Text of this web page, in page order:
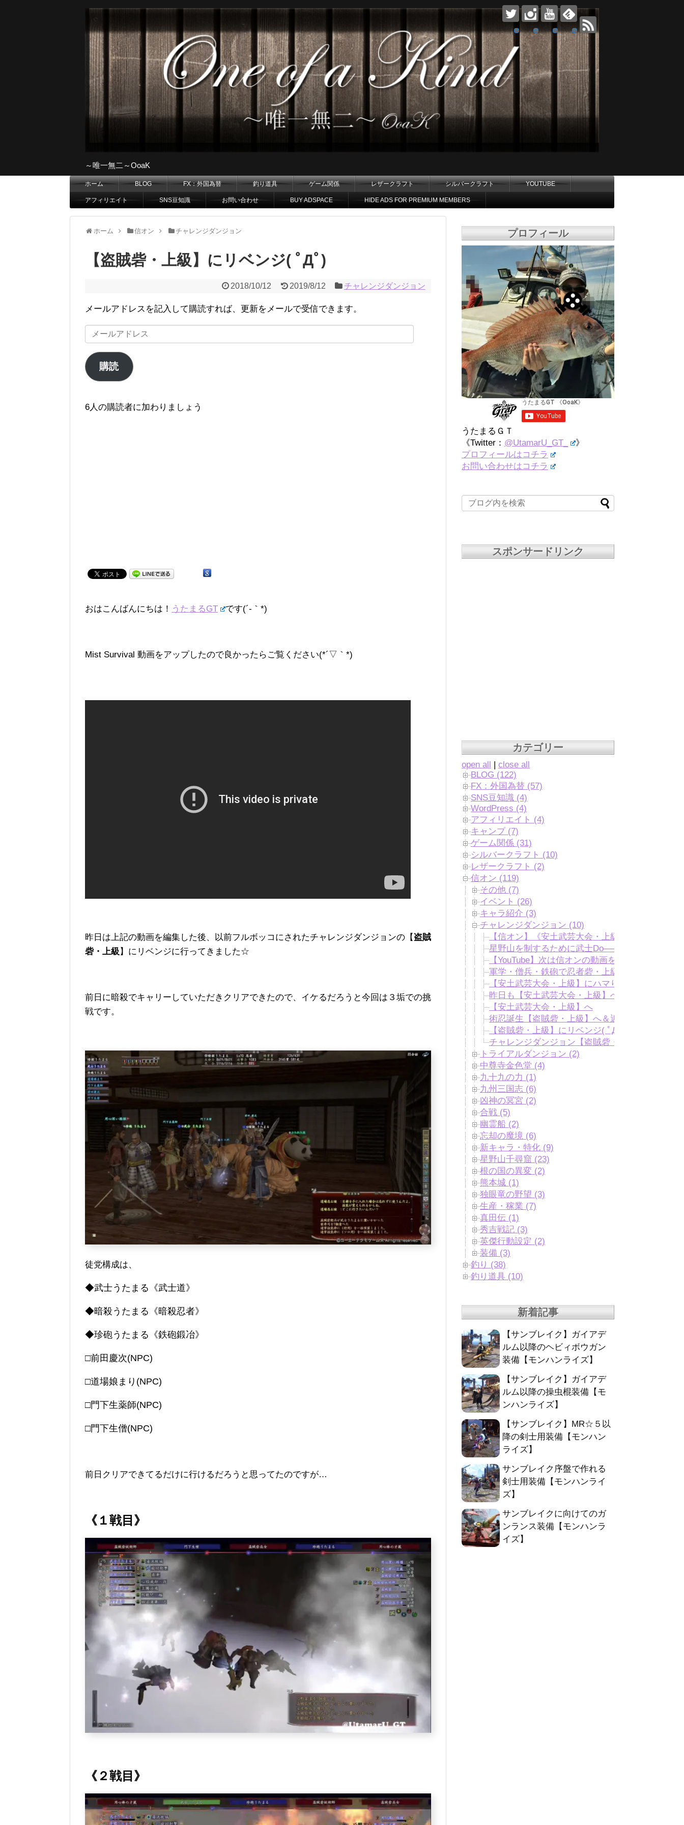
～唯一無二～OoaK
ホーム BLOG FX：外国為替 釣り道具 ゲーム関係 レザークラフト シルバークラフト YOUTUBE
アフィリエイト SNS豆知識 お問い合わせ BUY ADSPACE HIDE ADS FOR PREMIUM MEMBERS
ホーム 信オン チャレンジダンジョン
【盗賊砦・上級】にリベンジ( ﾟДﾟ)
2018/10/12 2019/8/12 チャレンジダンジョン
メールアドレスを記入して購読すれば、更新をメールで受信できます。
ー
ル
ア
レ
購読
6人の購読者に加わりましょう
おはこんばんにちは！ うたまるGT です(´-｀*)
Mist Survival 動画をアップしたので良かったらご覧ください(*´▽｀*)
昨日は上記の動画を編集した後、以前フルボッコにされたチャレンジダンジョンの【盗賊
砦・上級 】にリベンジに行ってきました☆
前日に暗殺でキャリーしていただきクリアできたので、イケるだろうと今回は３垢での挑
戦です。
徒党構成は、
◆武士うたまる《武士道》
◆暗殺うたまる《暗殺忍者》
◆珍砲うたまる《鉄砲鍛冶》
□前田慶次(NPC)
□道場娘まり(NPC)
□門下生薬師(NPC)
□門下生僧(NPC)
前日クリアできてるだけに行けるだろうと思ってたのですが…
《１戦目》
《２戦目》
プロフィール
うたまるＧＴ
《Twitter： @UtamarU_GT_
》
プロフィールはコチラ
お問い合わせはコチラ
スポンサードリンク
カテゴリー
open all | close all
BLOG (122)
FX：外国為替 (57)
SNS豆知識 (4)
WordPress (4)
アフィリエイト (4)
キャンプ (7)
ゲーム関係 (31)
シルバークラフト (10)
レザークラフト (2)
信オン (119)
その他 (7)
イベント (26)
キャラ紹介 (3)
チャレンジダンジョン (10)
【信オン】《安土武芸大会・上級》柳生宗厳＆羽
星野山を制するために武士Do—–(`･ω･´)
【YouTube】次は信オンの動画を出そうかと
軍学・僧兵・鉄砲で忍者砦・上級☆
【安土武芸大会・上級】にハマり中(*´ω｀*)
昨日も【安土武芸大会・上級】へ
【安土武芸大会・上級】へ
術忍誕生【盗賊砦・上級】へ＆近所の堤防でエ
【盗賊砦・上級】にリベンジ( ﾟДﾟ)
チャレンジダンジョン【盗賊砦・上級】に挑戦！
トライアルダンジョン (2)
中尊寺金色堂 (4)
九十九の力 (1)
九州三国志 (6)
凶神の冥宮 (2)
合戦 (5)
幽霊船 (2)
忘却の魔境 (6)
新キャラ・特化 (9)
星野山千尋窟 (23)
根の国の異変 (2)
熊本城 (1)
独眼竜の野望 (3)
生産・稼業 (7)
真田伝 (1)
秀吉戦記 (3)
英傑行動設定 (2)
装備 (3)
釣り (38)
釣り道具 (10)
新着記事
【サンブレイク】ガイアデ
ルム以降のヘビィボウガン
装備【モンハンライズ】
【サンブレイク】ガイアデ
ルム以降の操虫棍装備【モ
ンハンライズ】
【サンブレイク】MR☆５以
降の剣士用装備【モンハン
ライズ】
サンブレイク序盤で作れる
剣士用装備【モンハンライ
ズ】
サンブレイクに向けてのガ
ンランス装備【モンハンラ
イズ】